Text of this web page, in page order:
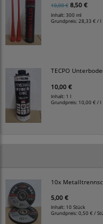
10,00 € 8,50 €
Inhalt: 300 ml
Grundpreis: 28,33 € / l
TECPO
10,00 €
Inhalt: 1 l
Grundpreis: 10,00 € / l
10x
5,00 €
Inhalt: 10 Stück
Grundpreis:0,50 € /